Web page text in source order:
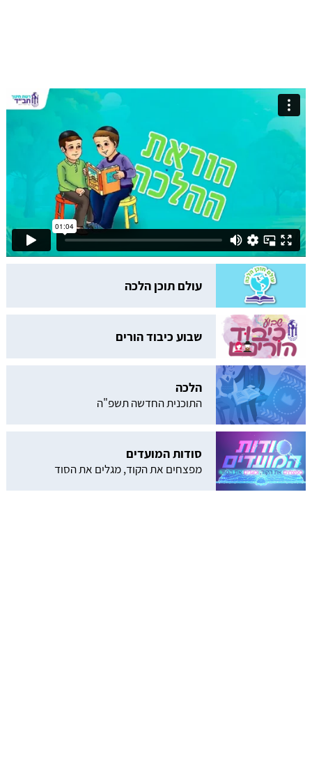
עולם תוכן הלכה
שבוע כיבוד הורים
הלכה
התוכנית החדשה תשפ"ה
סודות המועדים
מפצחים את הקוד, מגלים את הסוד